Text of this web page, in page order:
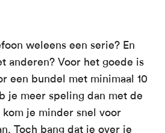
weleens een serie? En
anderen? Voor het goede is
een bundel met minimaal 10
je meer speling dan met de
je minder snel voor
Toch bang dat je over je